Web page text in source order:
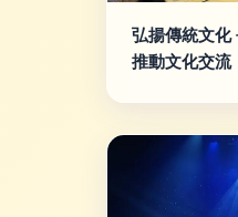
弘揚傳統文化
推動文化交流